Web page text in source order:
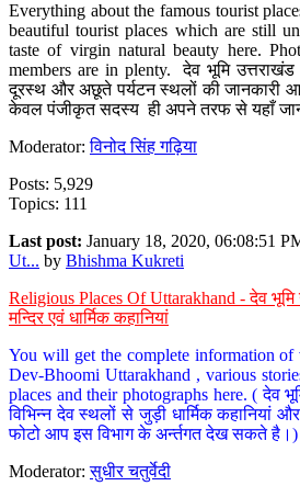
Everything about the famous tourist
beautiful tourist places which are still
taste of virgin natural beauty here.
members are in plenty. देव भूमि
दूरस्थ और अछूते पर्यटन स्थलों की जानकारी
केवल पंजीकृत सदस्य ही अपने तरफ से यहाँ
Moderator:विनोद सिंह गढ़िया
Posts: 5,929
Topics: 111
Last post: January 18, 2020, 06:08:51
Ut... by Bhishma Kukreti
Religious Places Of Uttarakhand - देव भूमि
मन्दिर एवं धार्मिक कहानियां
You will get the complete information of
Dev-Bhoomi Uttarakhand , various
places and their photographs here. ( देव
विभिन्न देव स्थलों से जुड़ी धार्मिक कहानियां
फोटो आप इस विभाग के अर्न्तगत देख सकते है।)
Moderator:सुधीर चतुर्वेदी